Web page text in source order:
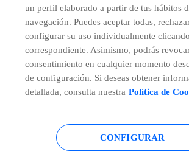
Canal de Denuncias
Centro Global Transparencia
Política de cookies Aviso legal
un perfil elaborado a partir de tus hábitos
navegación. Puedes aceptar todas,
configurar su uso individualmente
correspondiente. Asimismo, podrás
consentimiento en cualquier momento
de configuración. Si deseas obtener
detallada, consulta nuestra Política de
CONFIGURAR